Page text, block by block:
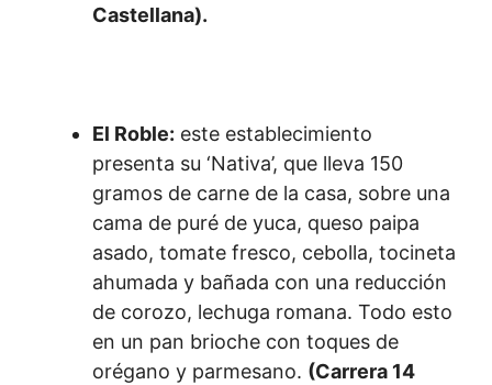
Castellana).
El Roble: este establecimiento
presenta su ‘Nativa’, que lleva 150
gramos de carne de la casa, sobre una
cama de puré de yuca, queso paipa
asado, tomate fresco, cebolla, tocineta
ahumada y bañada con una reducción
de corozo, lechuga romana. Todo esto
en un pan brioche con toques de
orégano y parmesano. (Carrera 14